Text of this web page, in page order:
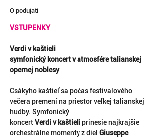
O podujatí
VSTUPENKY
Verdi v kaštieli
symfonický koncert v atmosfére talianskej
opernej noblesy
Csákyho kaštieľ sa počas festivalového
večera premení na priestor veľkej talianskej
hudby. Symfonický
koncert Verdi v kaštieli prinesie najkrajšie
orchestrálne momenty z diel Giuseppe